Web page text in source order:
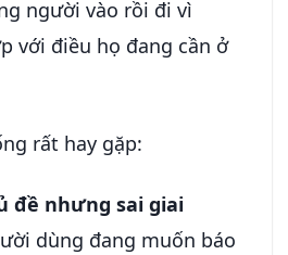
người vào rồi đi vì
với điều họ đang cần ở
rất hay gặp:
đề nhưng sai giai
dùng đang muốn báo